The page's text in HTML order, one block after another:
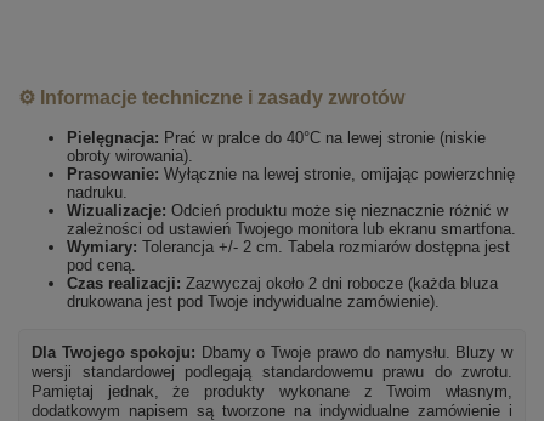
⚙️ Informacje techniczne i zasady zwrotów
Pielęgnacja: Prać w pralce do 40°C na lewej stronie (niskie
obroty wirowania).
Prasowanie: Wyłącznie na lewej stronie, omijając powierzchnię
nadruku.
Wizualizacje: Odcień produktu może się nieznacznie różnić w
zależności od ustawień Twojego monitora lub ekranu smartfona.
Wymiary: Tolerancja +/- 2 cm. Tabela rozmiarów dostępna jest
pod ceną.
Czas realizacji: Zazwyczaj około 2 dni robocze (każda bluza
drukowana jest pod Twoje indywidualne zamówienie).
Dla Twojego spokoju: Dbamy o Twoje prawo do namysłu. Bluzy w
wersji standardowej podlegają standardowemu prawu do zwrotu.
Pamiętaj jednak, że produkty wykonane z Twoim własnym,
dodatkowym napisem są tworzone na indywidualne zamówienie i